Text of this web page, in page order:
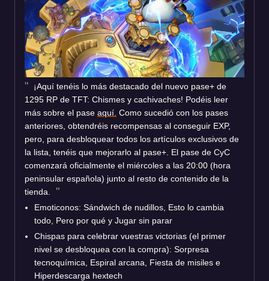
¡Aquí tenéis lo más destacado del nuevo pase+ de
1295 RP de TFT: Chismes y cachivaches! Podéis leer
más sobre el pase aquí. Como sucedió con los pases
anteriores, obtendréis recompensas al conseguir EXP,
pero, para desbloquear todos los artículos exclusivos de
la lista, tenéis que mejorarlo al pase+. El pase de CyC
comenzará oficialmente el miércoles a las 20:00 (hora
peninsular española) junto al resto de contenido de la
tienda.
Emoticonos: Sándwich de nudillos, Esto lo cambia
todo, Pero por qué y Jugar sin parar
Chispas para celebrar vuestras victorias (el primer
nivel se desbloquea con la compra): Sorpresa
tecnoquímica, Espiral arcana, Fiesta de misiles e
Hiperdescarga hextech